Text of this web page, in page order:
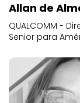
Allan de
QUALCOMM -
Senior para